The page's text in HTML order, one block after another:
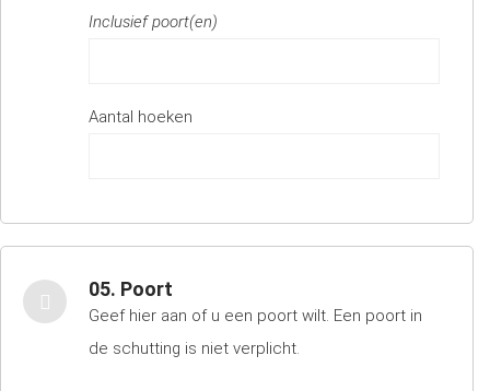
Inclusief poort(en)
Aantal hoeken
05. Poort
Geef hier aan of u een poort wilt. Een poort in
de schutting is niet verplicht.